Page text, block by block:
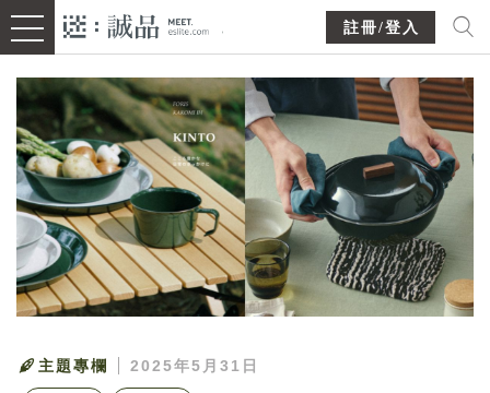
註冊/登入
主題專欄 2025年5月31日